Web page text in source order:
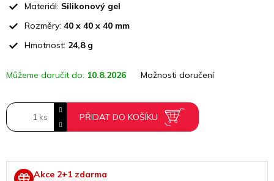
Můžeme doručit do: 10.8.2026 Možnosti doručení
PŘIDAT DO KOŠÍKU
Akce 2+1 zdarma
Materiál: Silikonový gel
Rozměry: 40 x 40 x 40 mm
Hmotnost: 24,8 g